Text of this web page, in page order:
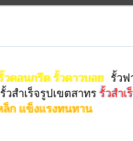
วคอนกรีต รั้วคาวบอย รั้วฟ
รั้วสําเร็จรูปเขตสาทรรั้วสำเ
ล็ก แข็งแรงทนทาน